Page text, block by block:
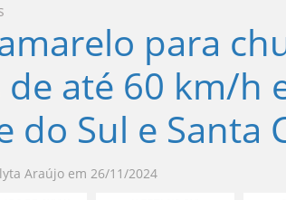
para
até 60 km/h
do Sul e Santa
Araújo em 26/11/2024